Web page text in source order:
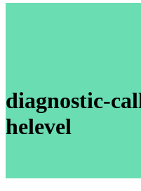
diagnostic-
helevel